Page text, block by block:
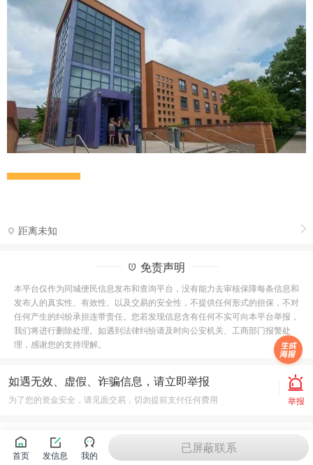
距离未知
免责声明
本平台仅作为同城便民信息发布和查询平台，没有能力去审核保障每条信息和
发布人的真实性、有效性、以及交易的安全性，不提供任何形式的担保，不对
任何产生的纠纷承担连带责任。您若发现信息含有任何不实可向本平台举报，
我们将进行删除处理。如遇到法律纠纷请及时向公安机关、工商部门报警处
理，感谢您的支持理解。
如遇无效、虚假、诈骗信息，请立即举报
为了您的资金安全，请见面交易，切勿提前支付任何费用 举报
网友留言(
首页
发信息 我的 已屏蔽联系